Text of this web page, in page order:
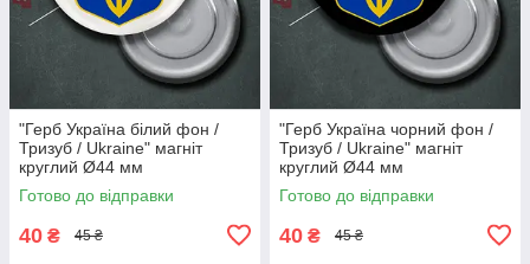
"Герб Українa білий фон /
Тризуб / Ukraine" магніт
круглий Ø44 мм
Готово до відправки
40 ₴ 45 ₴
"Герб Українa чорний фон /
Тризуб / Ukraine" магніт
круглий Ø44 мм
Готово до відправки
40 ₴ 45 ₴